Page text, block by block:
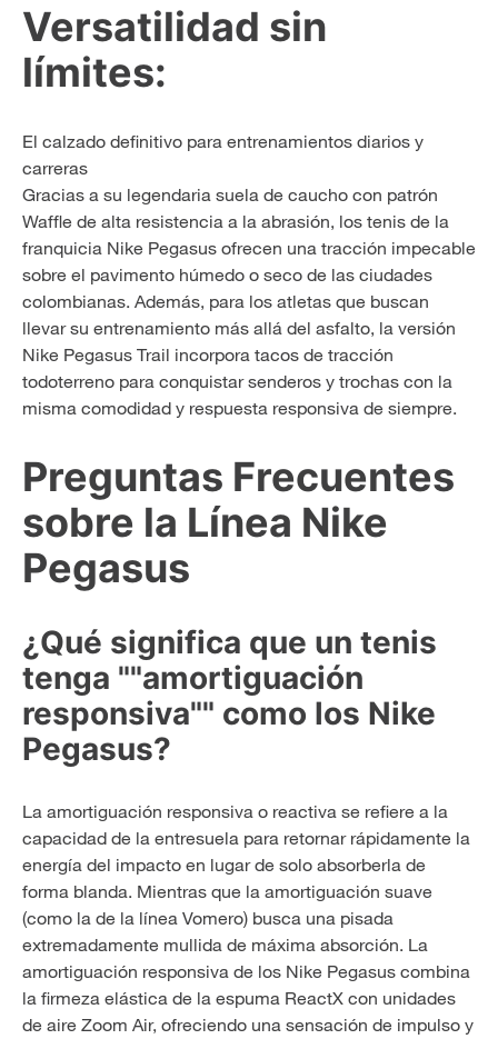
Versatilidad sin
límites:
El calzado definitivo para entrenamientos diarios y
carreras
Gracias a su legendaria suela de caucho con patrón
Waffle de alta resistencia a la abrasión, los tenis de la
franquicia Nike Pegasus ofrecen una tracción impecable
sobre el pavimento húmedo o seco de las ciudades
colombianas. Además, para los atletas que buscan
llevar su entrenamiento más allá del asfalto, la versión
Nike Pegasus Trail incorpora tacos de tracción
todoterreno para conquistar senderos y trochas con la
misma comodidad y respuesta responsiva de siempre.
Preguntas Frecuentes
sobre la Línea Nike
Pegasus
¿Qué significa que un tenis
tenga ""amortiguación
responsiva"" como los Nike
Pegasus?
La amortiguación responsiva o reactiva se refiere a la
capacidad de la entresuela para retornar rápidamente la
energía del impacto en lugar de solo absorberla de
forma blanda. Mientras que la amortiguación suave
(como la de la línea Vomero) busca una pisada
extremadamente mullida de máxima absorción. La
amortiguación responsiva de los Nike Pegasus combina
la firmeza elástica de la espuma ReactX con unidades
de aire Zoom Air, ofreciendo una sensación de impulso y